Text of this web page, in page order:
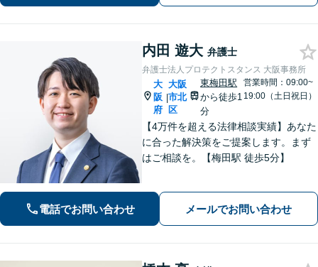
内田 遊大 弁護士
弁護士法人プロテクトスタンス 大阪事務所
大
阪
府
|
大阪
市北
区
東梅田駅
から徒歩1
分
営業時間：09:00~
19:00（土日祝日）
【4万件を超える法律相談実績】あなた
に合った解決策をご提案します。まず
はご相談を。【梅田駅 徒歩5分】
電話でお問い合わせ メールでお問い合わせ